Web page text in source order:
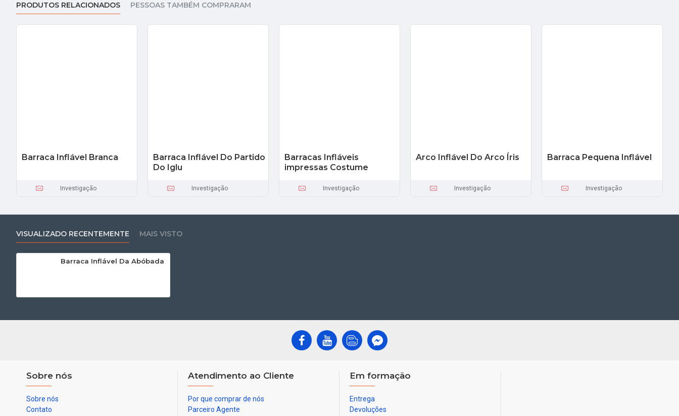
PRODUTOS RELACIONADOS PESSOAS TAMBÉM COMPRARAM
Barraca Inflável Branca
Investigação
Barraca Inflável Do Partido
Do Iglu
Investigação
Barracas Infláveis
impressas Costume
Investigação
Arco Inflável Do Arco Íris
Investigação
Barraca Pequena Inflável
Investigação
VISUALIZADO RECENTEMENTE MAIS VISTO
Barraca Inflável Da Abóbada
Sobre nós
Sobre nós
Contato
Atendimento ao Cliente
Por que comprar de nós
Parceiro Agente
Em formação
Entrega
Devoluções